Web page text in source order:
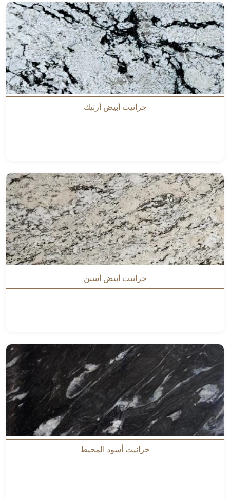
جرانيت أبيض أرتيك
جرانيت أبيض أسبن
جرانيت أسود المحيط